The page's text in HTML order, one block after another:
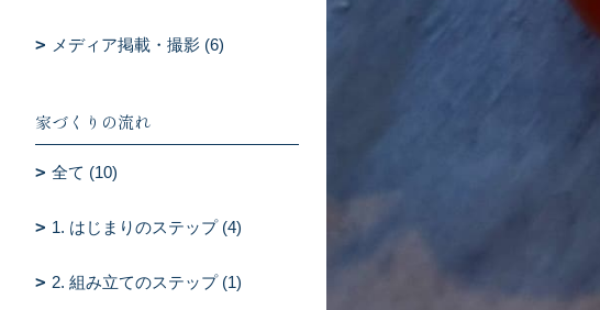
メディア掲載・撮影 (6)
家づくりの流れ
全て (10)
1. はじまりのステップ (4)
2. 組み立てのステップ (1)